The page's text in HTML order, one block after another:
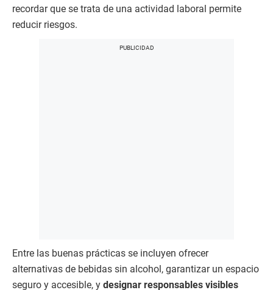
recordar que se trata de una actividad laboral permite
reducir riesgos.
Entre las buenas prácticas se incluyen ofrecer
alternativas de bebidas sin alcohol, garantizar un espacio
seguro y accesible, y designar responsables visibles